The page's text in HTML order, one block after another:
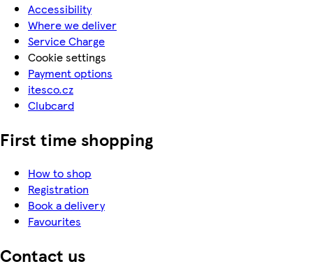
Accessibility
Where we deliver
Service Charge
Cookie settings
Payment options
itesco.cz
Clubcard
First time shopping
How to shop
Registration
Book a delivery
Favourites
Contact us